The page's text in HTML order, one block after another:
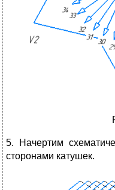
5. Начертим
сторонами катушек.